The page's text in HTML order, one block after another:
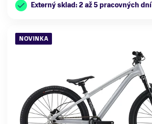
Externý sklad: 2 až 5 pracovných dní
NOVINKA